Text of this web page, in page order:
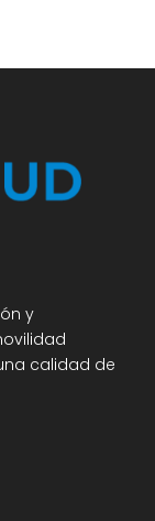
y
calidad de